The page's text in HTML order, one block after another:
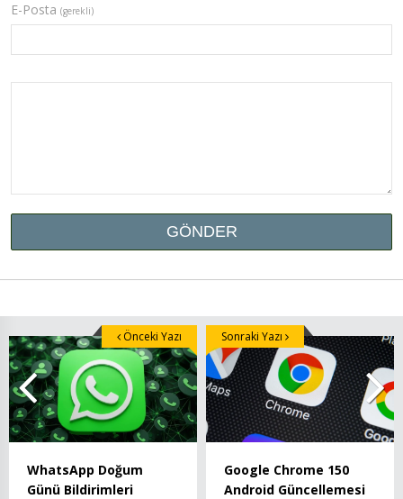
E-Posta (gerekli)
WhatsApp Doğum
Günü Bildirimleri
Önceki Yazı
Google Chrome 150
Android Güncellemesi
Sonraki Yazı